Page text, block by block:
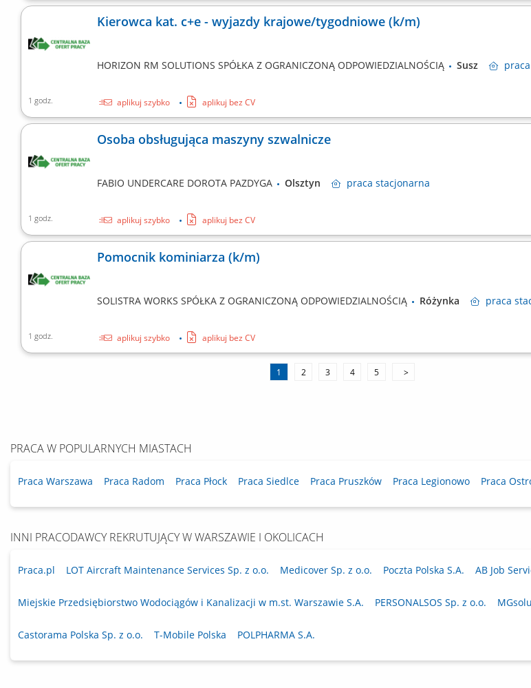
Kierowca kat. c+e - wyjazdy krajowe/tygodniowe (k/m)
HORIZON RM SOLUTIONS SPÓŁKA Z OGRANICZONĄ ODPOWIEDZIALNOŚCIĄ Susz praca
aplikuj szybko aplikuj bez CV
1 godz.
Osoba obsługująca maszyny szwalnicze
FABIO UNDERCARE DOROTA PAZDYGA Olsztyn praca stacjonarna
aplikuj szybko aplikuj bez CV
1 godz.
Pomocnik kominiarza (k/m)
SOLISTRA WORKS SPÓŁKA Z OGRANICZONĄ ODPOWIEDZIALNOŚCIĄ Różynka praca
aplikuj szybko aplikuj bez CV
1 godz.
1 2 3 4 5
PRACA W POPULARNYCH MIASTACH
Praca Warszawa Praca Radom Praca Płock Praca Siedlce Praca Pruszków Praca Legionowo Praca
INNI PRACODAWCY REKRUTUJĄCY W WARSZAWIE I OKOLICACH
Praca.pl LOT Aircraft Maintenance Services Sp. z o.o. Medicover Sp. z o.o. Poczta Polska S.A. AB Job
Miejskie Przedsiębiorstwo Wodociągów i Kanalizacji w m.st. Warszawie S.A. PERSONALSOS Sp. z o.o.
Castorama Polska Sp. z o.o. T-Mobile Polska POLPHARMA S.A.